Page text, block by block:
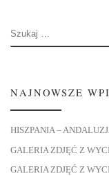
SZUKAJ
NAJNOWSZE
HISZPANIA –
GALERIA ZDJĘĆ Z
GALERIA ZDJĘĆ Z